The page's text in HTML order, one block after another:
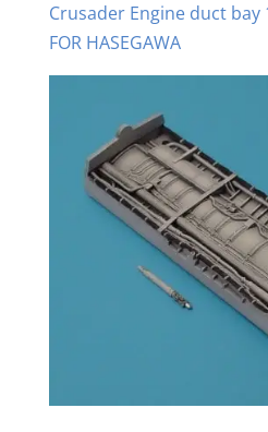
Crusader Engine duct
FOR HASEGAWA